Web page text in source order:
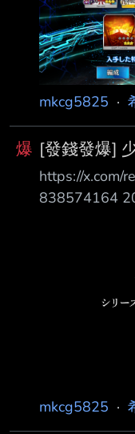
即將回迦的莉
にとどく■■■
https://
mkcg5825 ·
爆 [發錢發爆]
https://x.com/
838574164
https://
https://
mkcg5825 ·